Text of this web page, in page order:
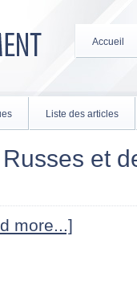
Accueil
Liste des articles
et
more...]